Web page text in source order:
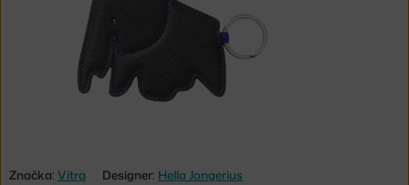
Značka: Vitra Designer: Hella Jongerius